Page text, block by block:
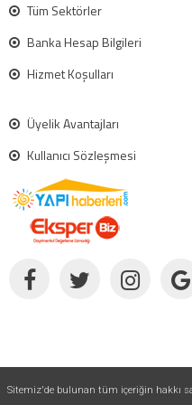
Tüm Sektörler
Banka Hesap Bilgileri
Hizmet Koşulları
Üyelik Avantajları
Kullanıcı Sözleşmesi
Sitemiz'de bulunan tüm içeriğin hakkı